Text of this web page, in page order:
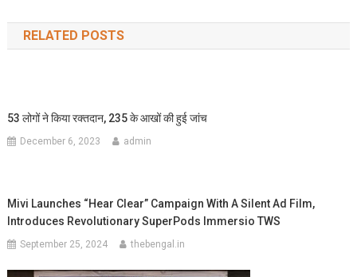
navigation
RELATED POSTS
53 लोगों ने किया रक्तदान, 235 के आखों की हुई जांच
December 6, 2023 admin
Mivi Launches “Hear Clear” Campaign With A Silent Ad Film,
Introduces Revolutionary SuperPods Immersio TWS
September 25, 2024 thebengal.in